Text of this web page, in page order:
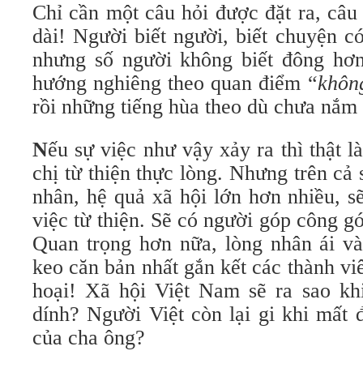
Chỉ cần một câu hỏi được đặt ra,
dài! Người biết người, biết chuyện
nhưng số người không biết đông
hướng nghiêng theo quan điểm “
rồi những tiếng hùa theo dù chưa
Nếu sự việc như vậy xảy ra thì thật
chị từ thiện thực lòng. Nhưng trên cả
nhân, hệ quả xã hội lớn hơn nhiều,
việc từ thiện. Sẽ có người góp công
Quan trọng hơn nữa, lòng nhân ái
keo căn bản nhất gắn kết các thành
hoại! Xã hội Việt Nam sẽ ra sao
dính? Người Việt còn lại gi khi mất
của cha ông?